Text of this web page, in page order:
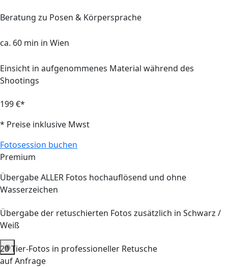
Beratung zu Posen & Körpersprache
ca. 60 min in Wien
Einsicht in aufgenommenes Material während des
Shootings
199 €*
* Preise inklusive Mwst
Fotosession buchen
Premium
Übergabe ALLER Fotos hochauflösend und ohne
Wasserzeichen
Übergabe der retuschierten Fotos zusätzlich in Schwarz /
Weiß
auf Anfrage
20Tier-Fotos in professioneller Retusche